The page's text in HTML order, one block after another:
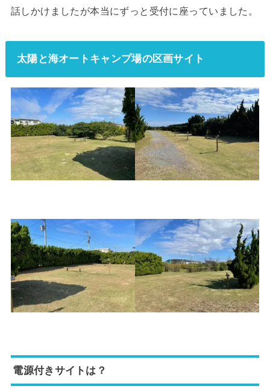
話しかけましたが本当にずっと受付に座っていました。
太陽と海オートキャンプ場の区画サイト
電源付きサイトは？